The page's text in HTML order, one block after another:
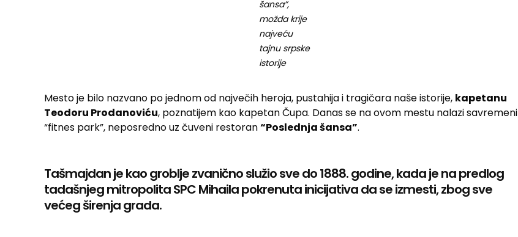
šansa”,
možda krije
najveću
tajnu srpske
istorije
Mesto je bilo nazvano po jednom od največih heroja, pustahija i tragičara naše istorije, kapetanu
Teodoru Prodanoviću, poznatijem kao kapetan Čupa. Danas se na ovom mestu nalazi savremeni
“fitnes park”, neposredno uz čuveni restoran“Poslednja šansa”.
Tašmajdan je kao groblje zvanično služio sve do 1888. godine, kada je na predlog
tadašnjeg mitropolita SPC Mihaila pokrenuta inicijativa da se izmesti, zbog sve
većeg širenja grada.